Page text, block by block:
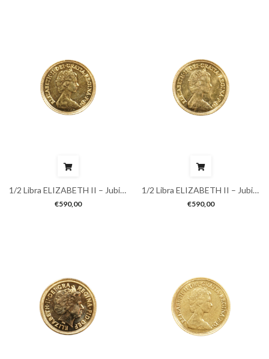
1/2 Libra ELIZABETH II – Jubileu
€590,00
1/2 Libra ELIZABETH II – Jubileu
€590,00